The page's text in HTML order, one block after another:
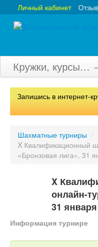
Личный кабинет
Кружки, курсы…
Главная
Олимпиады
Конкурсы
Вебинары
Тесты
Запишись в интернет-
Шахматные турниры /
X Квалификационный
«Бронзовая лига», 31
X
онлайн-
31 января
Информация турнире